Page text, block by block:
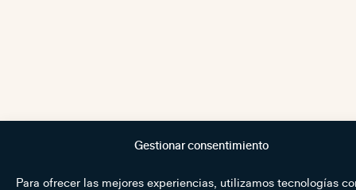
Gestionar consentimiento
Para ofrecer las mejores experiencias, utilizamos tecnologías